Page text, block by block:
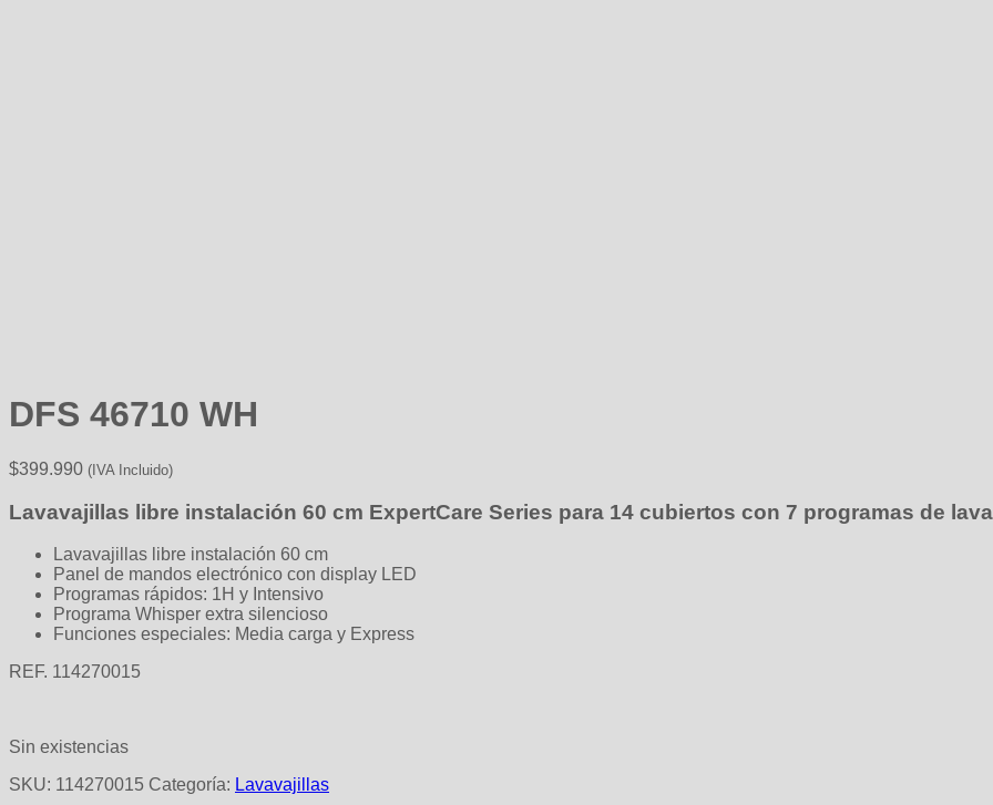
DFS 46710 WH
$399.990 (IVA Incluido)
Lavavajillas libre instalación 60 cm ExpertCare Series para 14 cubiertos con 7 programas de
Lavavajillas libre instalación 60 cm
Panel de mandos electrónico con display LED
Programas rápidos: 1H y Intensivo
Programa Whisper extra silencioso
Funciones especiales: Media carga y Express
REF. 114270015
Sin existencias
SKU: 114270015 Categoría: Lavavajillas